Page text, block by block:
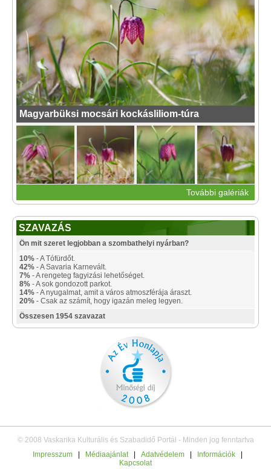
Magyarbüksi mocsári kockásliliom-túra
További galériák
SZAVAZÁS
Ön mit szeret legjobban a szombathelyi nyárban?
10% - A Tófürdőt.
42% - A Savaria Karnevált.
7% - A rengeteg fagyizási lehetőséget.
8% - A sok gondozott parkot.
14% - A nyugalmat, amit a város atmoszférája áraszt.
20% - Csak az számít, hogy igazán meleg legyen.
Összesen 1954 szavazat
© 2008 Vaskarika Kulturális és Szabadidő Portál - Minden jog fenntartva
Impresszum
Médiaajánlat Adatvédelem Információk
Kapcsolat